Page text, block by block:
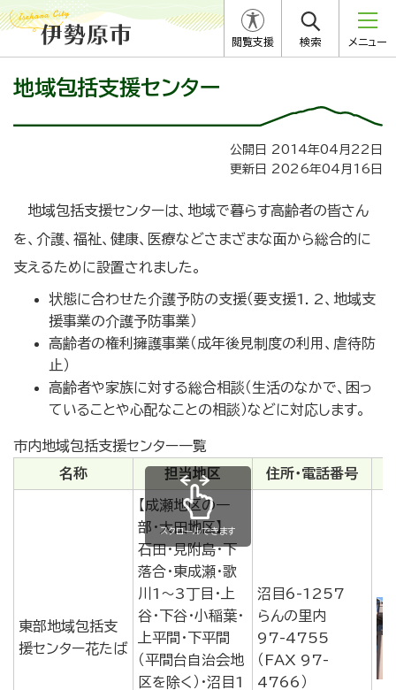
閲覧支援 検索 メニュー
地域包括支援センター
公開日 2014年04月22日
更新日 2026年04月16日
地域包括支援センターは、地域で暮らす高齢者の皆さん
を、介護、福祉、健康、医療などさまざまな面から総合的に
支えるために設置されました。
状態に合わせた介護予防の支援（要支援1．2、地域支
援事業の介護予防事業）
高齢者の権利擁護事業（成年後見制度の利用、虐待防
止）
高齢者や家族に対する総合相談（生活のなかで、困っ
ていることや心配なことの相談）などに対応します。
市内地域包括支援センター一覧
名称
担当地区 住所・電話番号
東部地域包括支
援センター花たば
【成瀬地区の一
部・大田地区】
石田・見附島・下
落合・東成瀬・歌
川1～3丁目・上
谷・下谷・小稲葉・
上平間・下平間
（平間台自治会地
区を除く）・沼目1
沼目6-1257
らんの里内
97-4755
（FAX 97-
4766）
スクロールできます